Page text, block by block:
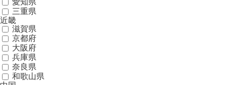
三重県
近畿
滋賀県
京都府
大阪府
兵庫県
奈良県
和歌山県